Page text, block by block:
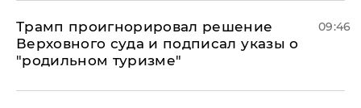
Трамп проигнорировал решение
Верховного суда и подписал указы о
"родильном туризме"
09:46